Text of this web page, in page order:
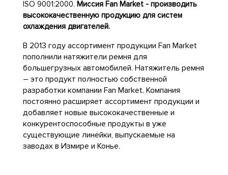
ISO 9001:2000. Миссия Fan Market - производить
высококачественную продукцию для систем
охлаждения двигателей.
В 2013 году ассортимент продукции Fan Market
пополнили натяжители ремня для
большегрузных автомобилей. Натяжитель ремня
– это продукт полностью собственной
разработки компании Fan Market. Компания
постоянно расширяет ассортимент продукции и
добавляет новые высококачественные и
конкурентоспособные продукты в уже
существующие линейки, выпускаемые на
заводах в Измире и Конье.